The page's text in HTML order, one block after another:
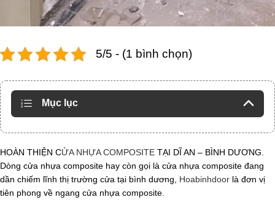
5/5 - (1 bình chọn)
Mục lục
HOÀN THIỆN CỬA NHỰA COMPOSITE TẠI DĨ AN – BÌNH DƯƠNG.
Dòng cửa nhựa composite hay còn gọi là cửa nhựa composite đang
dần chiếm lĩnh thị trường cửa tại bình dương, Hoabinhdoor là đơn vị
tiên phong về ngang cửa nhựa composite.